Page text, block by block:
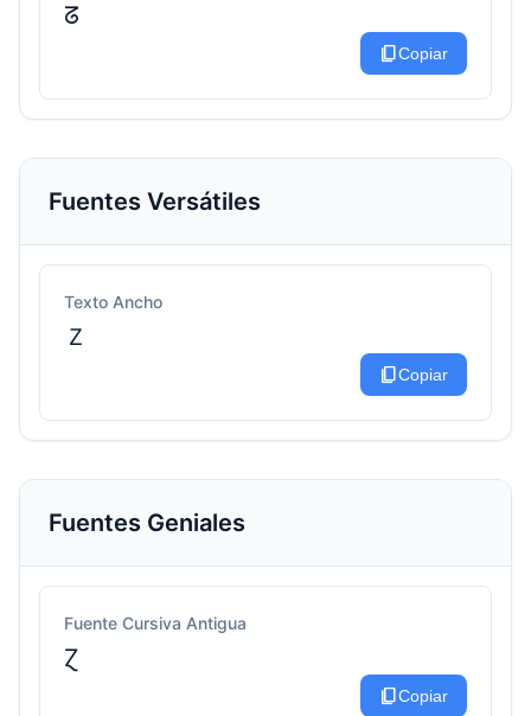
ᘔ
content_copyCopiar
Fuentes Versátiles
Texto Ancho
Ｚ
content_copyCopiar
Fuentes Geniales
Fuente Cursiva Antigua
Ɀ
content_copyCopiar